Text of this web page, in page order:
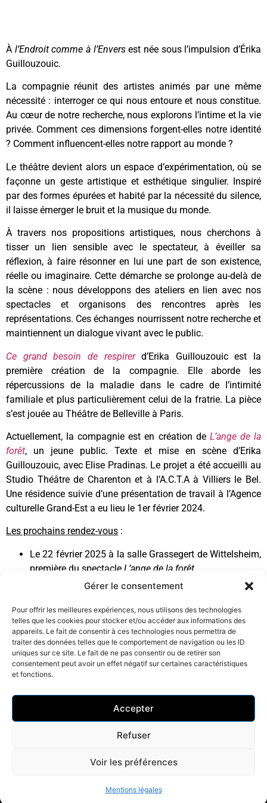
Gérer le consentement
Pour offrir les meilleures expériences, nous utilisons des technologies
telles que les cookies pour stocker et/ou accéder aux informations des
appareils. Le fait de consentir à ces technologies nous permettra de
traiter des données telles que le comportement de navigation ou les ID
uniques sur ce site. Le fait de ne pas consentir ou de retirer son
consentement peut avoir un effet négatif sur certaines caractéristiques
et fonctions.
Accepter
Refuser
Voir les préférences
Mentions légales
Àl’Endroit comme à l’Enversest née sous l’impulsion d’Érika
Guillouzouic.
La compagnie réunit des artistes animés par une même
nécessité : interroger ce qui nous entoure et nous constitue.
Au cœur de notre recherche, nous explorons l’intime et la vie
privée. Comment ces dimensions forgent-elles notre identité
? Comment influencent-elles notre rapport au monde ?
Le théâtre devient alors un espace d’expérimentation, où se
façonne un geste artistique et esthétique singulier. Inspiré
par des formes épurées et habité par la nécessité du silence,
il laisse émerger le bruit et la musique du monde.
À travers nos propositions artistiques, nous cherchons à
tisser un lien sensible avec le spectateur, à éveiller sa
réflexion, à faire résonner en lui une part de son existence,
réelle ou imaginaire. Cette démarche se prolonge au-delà de
la scène : nous développons des ateliers en lien avec nos
spectacles et organisons des rencontres après les
représentations. Ces échanges nourrissent notre recherche et
maintiennent un dialogue vivant avec le public.
Ce grand besoin de respirerd’Erika Guillouzouic est la
première création de la compagnie. Elle aborde les
répercussions de la maladie dans le cadre de l’intimité
familiale et plus particulièrement celui de la fratrie. La pièce
s’est jouée au Théâtre de Belleville à Paris.
Actuellement, la compagnie est en création de L’ange de la
forêt, un jeune public. Texte et mise en scène d’Erika
Guillouzouic, avec Elise Pradinas. Le projet a été accueilli au
Studio Théâtre de Charenton et à l’A.C.T.A à Villiers le Bel.
Une résidence suivie d’une présentation de travail à l’Agence
culturelle Grand-Est a eu lieu le 1er février 2024.
Les prochains rendez-vous :
Le 22 février 2025 à la salle Grassegert de Wittelsheim,
première du spectacle L’ange de la forêt.
Le 4 juin 2025 à 17h au Festival Démostratif à
Elles et ils travaillent avec la compagnie :
Julia Hanriot – Raphaël Hubert – Jean-Pascal Lamand –
Rozenn Lamand – Laurence Magnée – Lison Pennec – Elise
Pradinas – Lauréline Romuald –